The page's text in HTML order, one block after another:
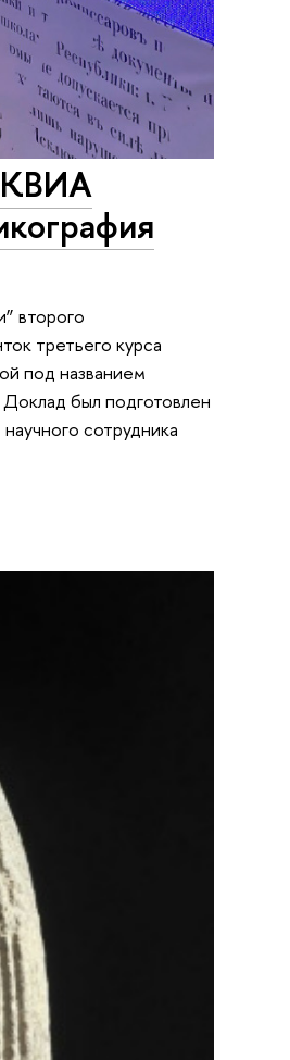
второго
третьего курса
под названием
был подготовлен
сотрудника